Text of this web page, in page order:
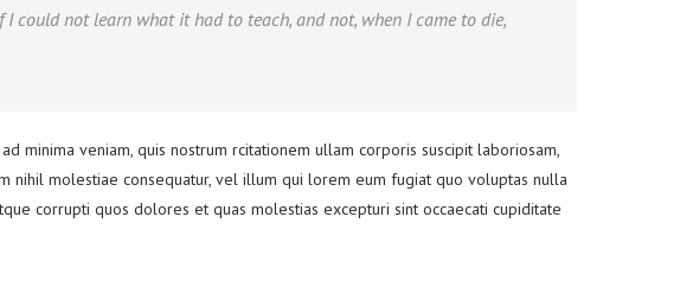
could not learn what it had to teach, and not, when I came to die,
minima veniam, quis nostrum rcitationem ullam corporis suscipit laboriosam,
molestiae consequatur, vel illum qui lorem eum fugiat quo voluptas nulla
corrupti quos dolores et quas molestias excepturi sint occaecati cupiditate